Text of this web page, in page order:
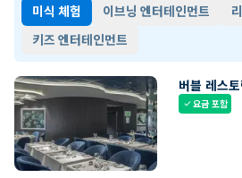
미식 체험 이브닝 엔터테인먼트
키즈 엔터테인먼트
버블 레스
check요금 포함